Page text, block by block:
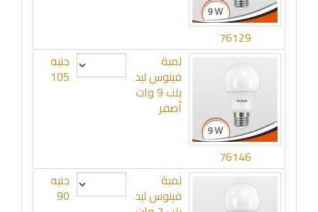
76129
76146
لمبة
فينوس ليد
بلب 9 وات
أصفر
جنيه
105
لمبة
فينوس ليد
جنيه
90